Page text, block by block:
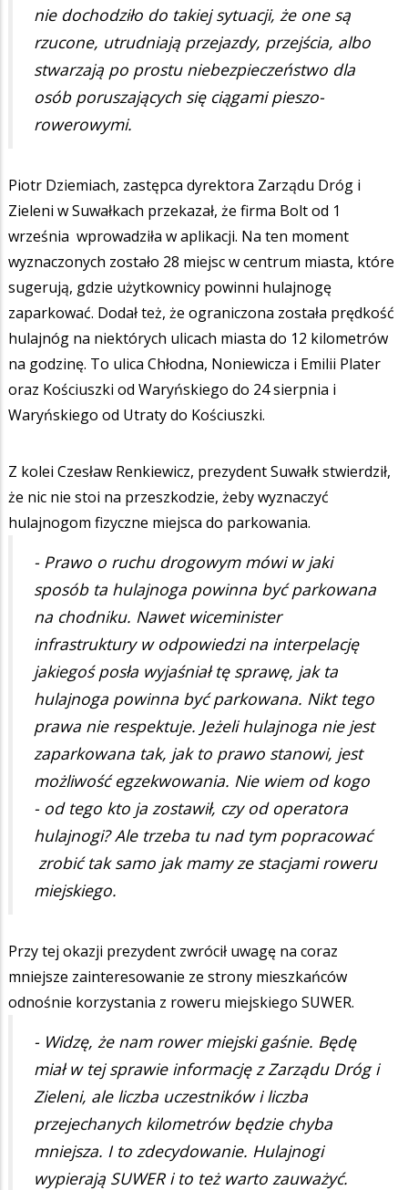
nie dochodziło do takiej sytuacji, że one są
rzucone, utrudniają przejazdy, przejścia, albo
stwarzają po prostu niebezpieczeństwo dla
osób poruszających się ciągami pieszo-
rowerowymi.
Piotr Dziemiach, zastępca dyrektora Zarządu Dróg i
Zieleni w Suwałkach przekazał, że firma Bolt od 1
września wprowadziła w aplikacji. Na ten moment
wyznaczonych zostało 28 miejsc w centrum miasta, które
sugerują, gdzie użytkownicy powinni hulajnogę
zaparkować. Dodał też, że ograniczona została prędkość
hulajnóg na niektórych ulicach miasta do 12 kilometrów
na godzinę. To ulica Chłodna, Noniewicza i Emilii Plater
oraz Kościuszki od Waryńskiego do 24 sierpnia i
Waryńskiego od Utraty do Kościuszki.
Z kolei Czesław Renkiewicz, prezydent Suwałk stwierdził,
że nic nie stoi na przeszkodzie, żeby wyznaczyć
hulajnogom fizyczne miejsca do parkowania.
- Prawo o ruchu drogowym mówi w jaki
sposób ta hulajnoga powinna być parkowana
na chodniku. Nawet wiceminister
infrastruktury w odpowiedzi na interpelację
jakiegoś posła wyjaśniał tę sprawę, jak ta
hulajnoga powinna być parkowana. Nikt tego
prawa nie respektuje. Jeżeli hulajnoga nie jest
zaparkowana tak, jak to prawo stanowi, jest
możliwość egzekwowania. Nie wiem od kogo
- od tego kto ja zostawił, czy od operatora
hulajnogi? Ale trzeba tu nad tym popracować
zrobić tak samo jak mamy ze stacjami roweru
miejskiego.
Przy tej okazji prezydent zwrócił uwagę na coraz
mniejsze zainteresowanie ze strony mieszkańców
odnośnie korzystania z roweru miejskiego SUWER.
- Widzę, że nam rower miejski gaśnie. Będę
miał w tej sprawie informację z Zarządu Dróg i
Zieleni, ale liczba uczestników i liczba
przejechanych kilometrów będzie chyba
mniejsza. I to zdecydowanie. Hulajnogi
wypierają SUWER i to też warto zauważyć.